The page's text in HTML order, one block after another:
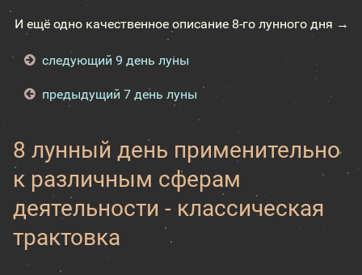
И ещё одно качественное описание 8-го лунного дня →
следующий 9 день луны
предыдущий 7 день луны
8 лунный день применительно
к различным сферам
деятельности - классическая
трактовка